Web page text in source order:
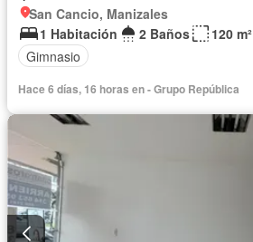
San Cancio, Manizales
1 Habitación
2 Baños
120 m²
Gimnasio
Hace 6 días, 16 horas en - Grupo República